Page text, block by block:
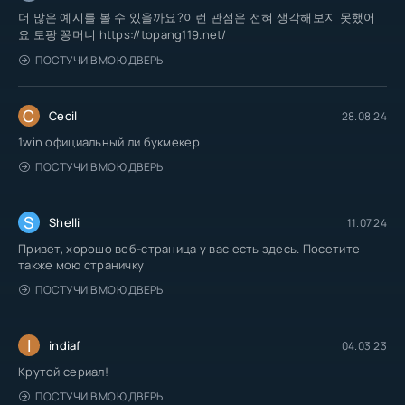
더 많은 예시를 볼 수 있을까요?이런 관점은 전혀 생각해보지 못했어
요 토팡 꽁머니 https://topang119.net/
ПОСТУЧИ В МОЮ ДВЕРЬ
C Cecil 28.08.24
1win официальный ли букмекер
ПОСТУЧИ В МОЮ ДВЕРЬ
S Shelli 11.07.24
Привет, хорошо веб-страница у вас есть здесь. Посетите
также мою страничку
ПОСТУЧИ В МОЮ ДВЕРЬ
I indiaf 04.03.23
Крутой сериал!
ПОСТУЧИ В МОЮ ДВЕРЬ